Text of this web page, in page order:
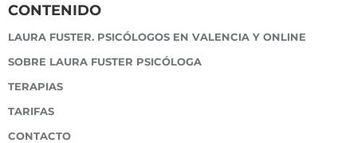
CONTENIDO
LAURA FUSTER. PSICÓLOGOS EN VALENCIA Y ONLINE
SOBRE LAURA FUSTER PSICÓLOGA
TERAPIAS
TARIFAS
CONTACTO